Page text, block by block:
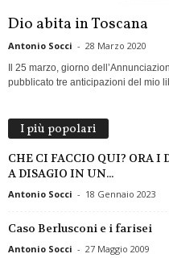
Dio abita in Toscana
Antonio Socci - 28 Marzo 2020
Il 25 marzo, giorno
pubblicato tre anticipazioni del mio
I più popolari
CHE CI FACCIO QUI? ORA I
A DISAGIO IN UN...
Antonio Socci - 18 Gennaio 2023
Caso Berlusconi e i farisei
Antonio Socci - 27 Maggio 2009